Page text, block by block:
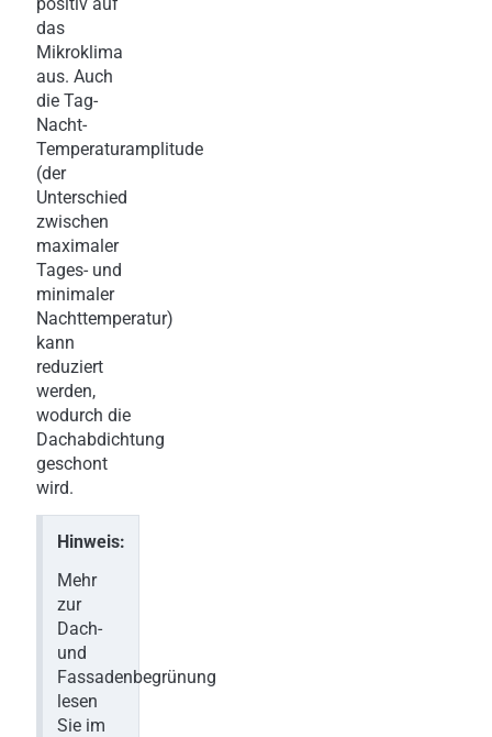
das
Mikroklima
aus. Auch
die Tag-
Nacht-
Temperaturamplitude
(der
Unterschied
zwischen
maximaler
Tages- und
minimaler
Nachttemperatur)
kann
reduziert
werden,
wodurch die
Dachabdichtung
geschont
wird.
Hinweis:
Mehr
zur
Dach-
und
Fassadenbegrünung
lesen
Sie im